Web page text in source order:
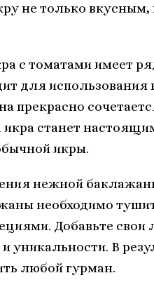
не только
с томатами имеет
для использования
прекрасно
икра станет
икры.
нежной
необходимо
Добавьте
уникальности. В
любой гурман.